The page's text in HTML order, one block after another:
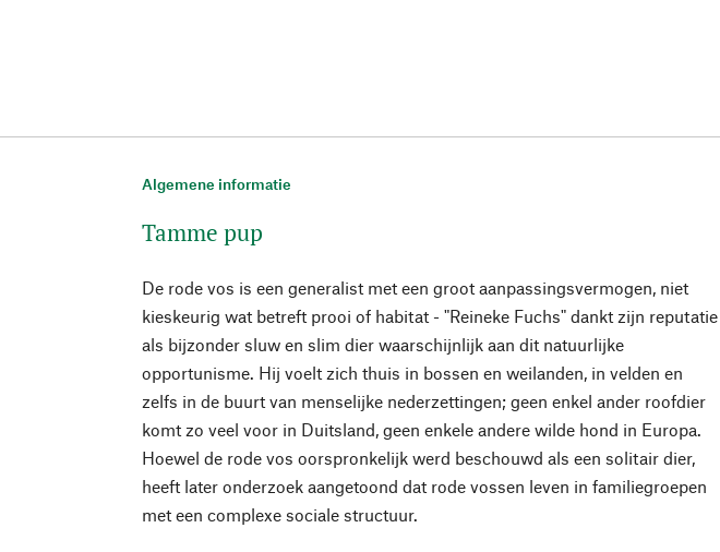
Algemene informatie
Tamme pup
De rode vos is een generalist met een groot aanpassingsvermogen, niet
kieskeurig wat betreft prooi of habitat - "Reineke Fuchs" dankt zijn reputatie
als bijzonder sluw en slim dier waarschijnlijk aan dit natuurlijke
opportunisme. Hij voelt zich thuis in bossen en weilanden, in velden en
zelfs in de buurt van menselijke nederzettingen; geen enkel ander roofdier
komt zo veel voor in Duitsland, geen enkele andere wilde hond in Europa.
Hoewel de rode vos oorspronkelijk werd beschouwd als een solitair dier,
heeft later onderzoek aangetoond dat rode vossen leven in familiegroepen
met een complexe sociale structuur.